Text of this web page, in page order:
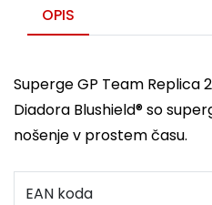
OPIS
Superge GP Team Replica
Diadora Blushield® so
nošenje v prostem času.
EAN koda